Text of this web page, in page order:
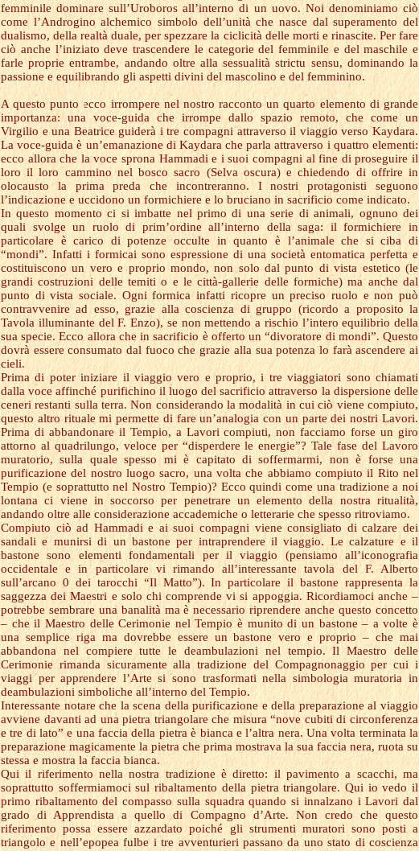
femminile dominare sull’Uroboros all’interno di un uovo. Noi denominiamo ciò
come l’Androgino alchemico simbolo dell’unità che nasce dal superamento del
dualismo, della realtà duale, per spezzare la ciclicità delle morti e rinascite. Per fare
ciò anche l’iniziato deve trascendere le categorie del femminile e del maschile e
farle proprie entrambe, andando oltre alla sessualità strictu sensu, dominando la
passione e equilibrando gli aspetti divini del mascolino e del femminino.
A questo punto ecco irrompere nel nostro racconto un quarto elemento di grande
importanza: una voce-guida che irrompe dallo spazio remoto, che come un
Virgilio e una Beatrice guiderà i tre compagni attraverso il viaggio verso Kaydara.
La voce-guida è un’emanazione di Kaydara che parla attraverso i quattro elementi:
ecco allora che la voce sprona Hammadi e i suoi compagni al fine di proseguire il
loro il loro cammino nel bosco sacro (Selva oscura) e chiedendo di offrire in
olocausto la prima preda che incontreranno. I nostri protagonisti seguono
l’indicazione e uccidono un formichiere e lo bruciano in sacrificio come indicato.
In questo momento ci si imbatte nel primo di una serie di animali, ognuno dei
quali svolge un ruolo di prim’ordine all’interno della saga: il formichiere in
particolare è carico di potenze occulte in quanto è l’animale che si ciba di
“mondi”. Infatti i formicai sono espressione di una società entomatica perfetta e
costituiscono un vero e proprio mondo, non solo dal punto di vista estetico (le
grandi costruzioni delle temiti o e le città-gallerie delle formiche) ma anche dal
punto di vista sociale. Ogni formica infatti ricopre un preciso ruolo e non può
contravvenire ad esso, grazie alla coscienza di gruppo (ricordo a proposito la
Tavola illuminante del F. Enzo), se non mettendo a rischio l’intero equilibrio della
sua specie. Ecco allora che in sacrificio è offerto un “divoratore di mondi”. Questo
dovrà essere consumato dal fuoco che grazie alla sua potenza lo farà ascendere ai
cieli.
Prima di poter iniziare il viaggio vero e proprio, i tre viaggiatori sono chiamati
dalla voce affinché purifichino il luogo del sacrificio attraverso la dispersione delle
ceneri restanti sulla terra. Non considerando la modalità in cui ciò viene compiuto,
questo altro rituale mi permette di fare un’analogia con un parte dei nostri Lavori.
Prima di abbandonare il Tempio, a Lavori compiuti, non facciamo forse un giro
attorno al quadrilungo, veloce per “disperdere le energie”? Tale fase del Lavoro
muratorio, sulla quale spesso mi è capitato di soffermarmi, non è forse una
purificazione del nostro luogo sacro, una volta che abbiamo compiuto il Rito nel
Tempio (e soprattutto nel Nostro Tempio)? Ecco quindi come una tradizione a noi
lontana ci viene in soccorso per penetrare un elemento della nostra ritualità,
andando oltre alle considerazione accademiche o letterarie che spesso ritroviamo.
Compiuto ciò ad Hammadi e ai suoi compagni viene consigliato di calzare dei
sandali e munirsi di un bastone per intraprendere il viaggio. Le calzature e il
bastone sono elementi fondamentali per il viaggio (pensiamo all’iconografia
occidentale e in particolare vi rimando all’interessante tavola del F. Alberto
sull’arcano 0 dei tarocchi “Il Matto”). In particolare il bastone rappresenta la
saggezza dei Maestri e solo chi comprende vi si appoggia. Ricordiamoci anche –
potrebbe sembrare una banalità ma è necessario riprendere anche questo concetto
– che il Maestro delle Cerimonie nel Tempio è munito di un bastone – a volte è
una semplice riga ma dovrebbe essere un bastone vero e proprio – che mai
abbandona nel compiere tutte le deambulazioni nel tempio. Il Maestro delle
Cerimonie rimanda sicuramente alla tradizione del Compagnonaggio per cui i
viaggi per apprendere l’Arte si sono trasformati nella simbologia muratoria in
deambulazioni simboliche all’interno del Tempio.
Interessante notare che la scena della purificazione e della preparazione al viaggio
avviene davanti ad una pietra triangolare che misura “nove cubiti di circonferenza
e tre di lato” e una faccia della pietra è bianca e l’altra nera. Una volta terminata la
preparazione magicamente la pietra che prima mostrava la sua faccia nera, ruota su
stessa e mostra la faccia bianca.
Qui il riferimento nella nostra tradizione è diretto: il pavimento a scacchi, ma
soprattutto soffermiamoci sul ribaltamento della pietra triangolare. Qui io vedo il
primo ribaltamento del compasso sulla squadra quando si innalzano i Lavori dal
grado di Apprendista a quello di Compagno d’Arte. Non credo che questo
riferimento possa essere azzardato poiché gli strumenti muratori sono posti a
triangolo e nell’epopea fulbe i tre avventurieri passano da uno stato di coscienza